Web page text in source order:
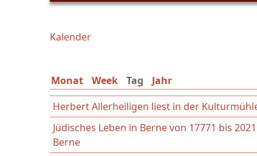
Sie sind hier
Kalender
Monat Week Tag (aktiver Reiter)
Jahr
Herbert Allerheiligen liest in der
Jüdisches Leben in Berne von 17771 bis
Berne